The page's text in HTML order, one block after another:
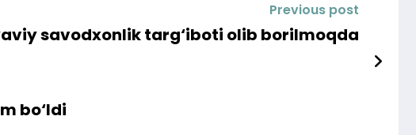
Previous post
savodxonlik targ‘iboti olib borilmoqda
bo‘ldi